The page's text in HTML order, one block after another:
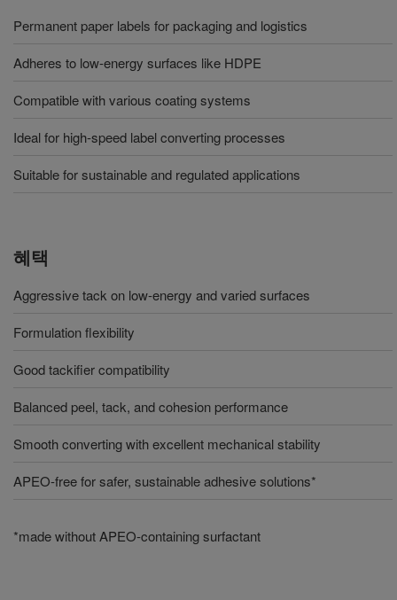
Permanent paper labels for packaging and logistics
Adheres to low-energy surfaces like HDPE
Compatible with various coating systems
Ideal for high-speed label converting processes
Suitable for sustainable and regulated applications
혜택
Aggressive tack on low-energy and varied surfaces
Formulation flexibility
Good tackifier compatibility
Balanced peel, tack, and cohesion performance
Smooth converting with excellent mechanical stability
APEO-free for safer, sustainable adhesive solutions*
*made without APEO-containing surfactant